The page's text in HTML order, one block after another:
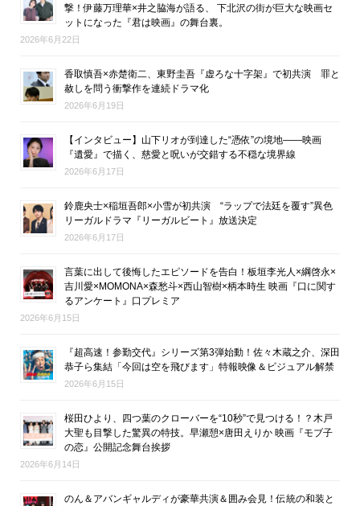
撃！伊藤万理華×井之脇海が語る、 下北沢の街が巨大な映画セ
ットになった『君は映画』の舞台裏。
2026年6月22日
香取慎吾×赤楚衛二、東野圭吾『虚ろな十字架』で初共演 罪と
赦しを問う衝撃作を連続ドラマ化
2026年6月19日
【インタビュー】山下リオが到達した“憑依”の境地――映画
『遺愛』で描く、慈愛と呪いが交錯する不穏な境界線
2026年6月17日
鈴鹿央士×稲垣吾郎×小雪が初共演 “ラップで法廷を覆す”異色
リーガルドラマ『リーガルビート』放送決定
2026年6月17日
言葉に出して後悔したエピソードを告白！板垣李光人×綱啓永×
吉川愛×MOMONA×森愁斗×西山智樹×柄本時生 映画『口に関す
るアンケート』口プレミア
2026年6月15日
『超高速！参勤交代』シリーズ第3弾始動！佐々木蔵之介、深田
恭子ら集結「今回は空を飛びます」特報映像＆ビジュアル解禁
2026年6月15日
桜田ひより、四つ葉のクローバーを“10秒”で見つける！？木戸
大聖も目撃した驚異の特技。早瀬憩×唐田えりか 映画『モブ子
の恋』公開記念舞台挨拶
2026年6月14日
のん＆アバンギャルディが豪華共演＆囲み会見！伝統の和装と